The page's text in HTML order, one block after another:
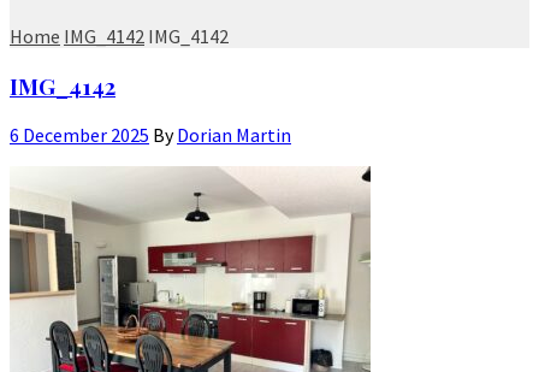
Home IMG_4142 IMG_4142
IMG_4142
6 December 2025 ByDorian Martin